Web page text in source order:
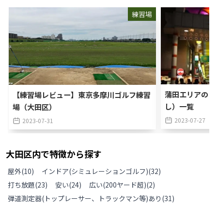
練習場
【練習場レビュー】東京多摩川ゴルフ練習
場（大田区）
2023-07-31
蒲田エリアの
し）一覧
2023-07-27
大田区内で特徴から探す
屋外(10) インドア(シミュレーションゴルフ)(32)
打ち放題(23) 安い(24) 広い(200ヤード超)(2)
弾道測定器(トップレーサー、トラックマン等)あり (31)